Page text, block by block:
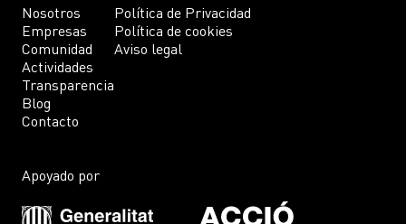
Nosotros
Empresas
Comunidad
Actividades
Transparencia
Blog
Contacto
Política de Privacidad
Política de cookies
Aviso legal
Apoyado por